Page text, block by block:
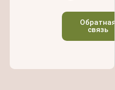
Обратная
связь